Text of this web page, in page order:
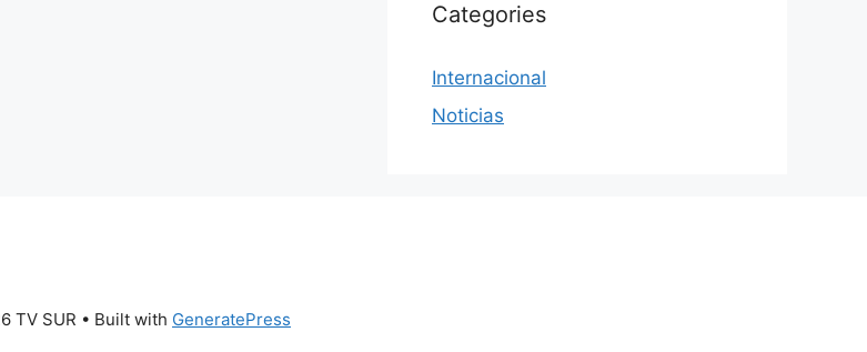
Categories
Internacional
Noticias
TV SUR • Built with GeneratePress